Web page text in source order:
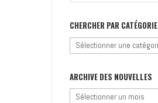
CHERCHER PAR CATÉGORIE
Chercher
catégorie
ARCHIVE DES NOUVELLES
Archive